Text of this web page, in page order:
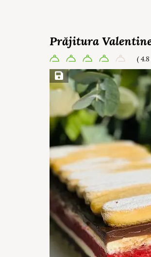
Prăjitura
(
Save Recipe